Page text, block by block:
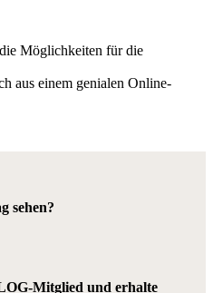
Möglichkeiten für die
aus einem genialen Online-
sehen?
Mitglied und erhalte